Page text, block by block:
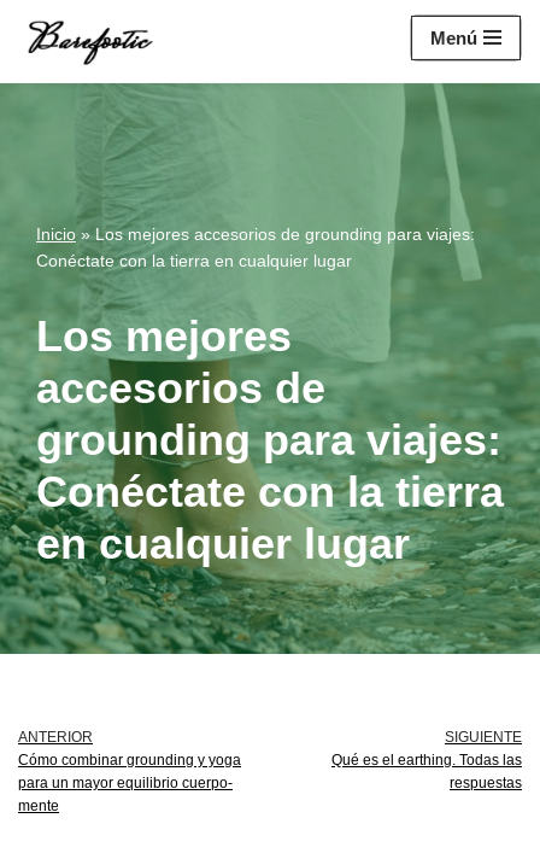
contenido
Menú
Inicio »Los mejores accesorios de grounding para viajes:
Conéctate con la tierra en cualquier lugar
Los mejores
accesorios de
grounding para viajes:
Conéctate con la tierra
en cualquier lugar
ANTERIOR
Cómo combinar grounding y yoga
para un mayor equilibrio cuerpo-
mente
SIGUIENTE
Qué es el earthing. Todas las
respuestas